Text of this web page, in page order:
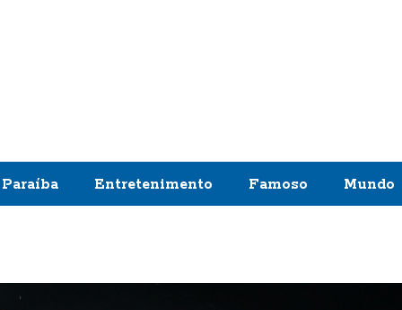
Paraíba Entretenimento Famoso Mundo